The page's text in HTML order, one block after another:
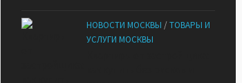
НОВОСТИ МОСКВЫ /ТОВАРЫ И
УСЛУГИ МОСКВЫ